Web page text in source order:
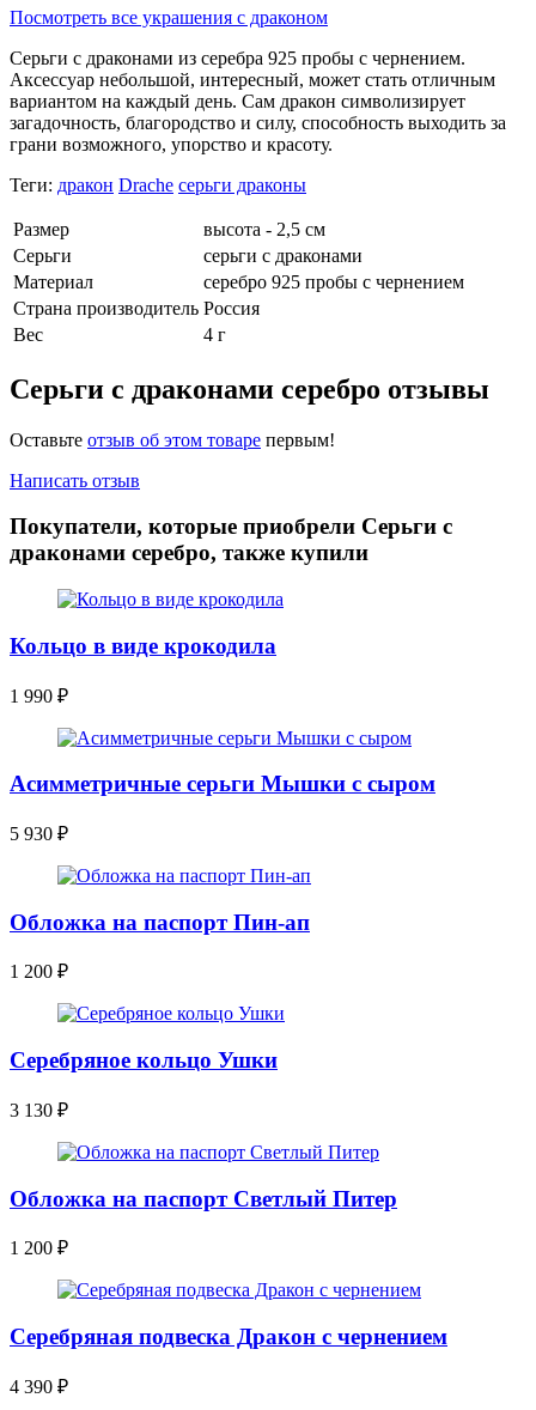
Посмотреть все украшения с драконом
Серьги с драконами из серебра 925 пробы с чернением.
Аксессуар небольшой, интересный, может стать отличным
вариантом на каждый день. Сам дракон символизирует
загадочность, благородство и силу, способность выходить за
грани возможного, упорство и красоту.
Теги: дракон Drache серьги драконы
Размер
высота - 2,5 см
Серьги
серьги с драконами
Материал
серебро 925 пробы с чернением
Страна производитель Россия
Вес
4 г
Серьги с драконами серебро отзывы
Оставьте отзыв об этом товаре первым!
Написать отзыв
Покупатели, которые приобрели Серьги с
драконами серебро, также купили
Кольцо в виде крокодила
1 990 ₽
Асимметричные серьги Мышки с сыром
5 930 ₽
Обложка на паспорт Пин-ап
1 200 ₽
Серебряное кольцо Ушки
3 130 ₽
Обложка на паспорт Светлый Питер
1 200 ₽
Серебряная подвеска Дракон с чернением
4 390 ₽